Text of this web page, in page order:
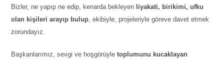
Bizler, ne yapıp ne edip, kenarda bekleyen liyakati, birikimi, ufku
olan kişileri arayıp bulup, ekibiyle, projeleriyle göreve davet etmek
zorundayız.
Başkanlarımız, sevgi ve hoşgörüyletoplumunu kucaklayan